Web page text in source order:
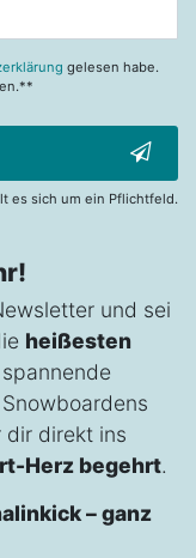
gelesen habe.
es sich um ein Pflichtfeld.
und sei
heißesten
dir direkt ins
Herz begehrt.
– ganz